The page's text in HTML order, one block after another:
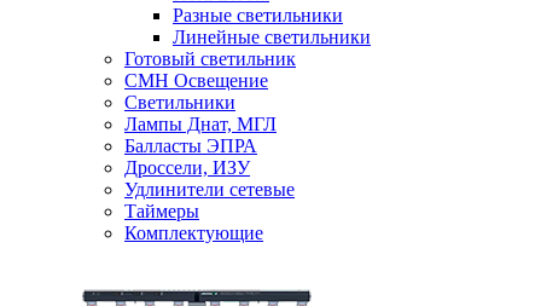
Разные светильники
Линейные светильники
Готовый светильник
CMH Освещение
Светильники
Лампы Днат, МГЛ
Балласты ЭПРА
Дроссели, ИЗУ
Удлинители сетевые
Таймеры
Комплектующие